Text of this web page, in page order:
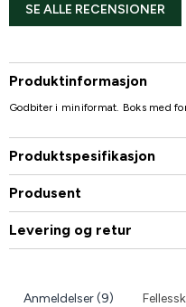
SE ALLE RECENSIONER
Produktinformasjon
Godbiter i miniformat. Boks med
Produktspesifikasjon
Produsent
Levering og retur
Anmeldelser (9)